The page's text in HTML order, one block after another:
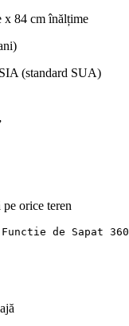
x 84 cm înălțime
(standard SUA)
orice teren
de Sapat